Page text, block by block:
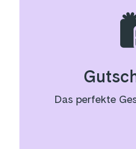
Das perfekte